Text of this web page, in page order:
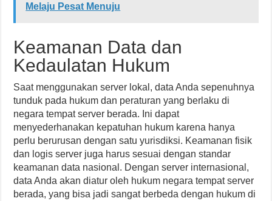
Melaju Pesat Menuju
Keamanan Data dan
Kedaulatan Hukum
Saat menggunakan server lokal, data Anda sepenuhnya
tunduk pada hukum dan peraturan yang berlaku di
negara tempat server berada. Ini dapat
menyederhanakan kepatuhan hukum karena hanya
perlu berurusan dengan satu yurisdiksi. Keamanan fisik
dan logis server juga harus sesuai dengan standar
keamanan data nasional. Dengan server internasional,
data Anda akan diatur oleh hukum negara tempat server
berada, yang bisa jadi sangat berbeda dengan hukum di